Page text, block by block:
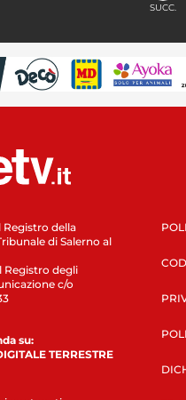
SUCC.
Registro della
di Salerno al
Registro degli
c/o
su:
TERRESTRE